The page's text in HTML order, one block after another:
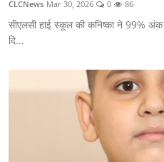
CLCNews Mar 30, 2026 0 86
सीएलसी हाई स्कूल की कनिष्का ने 99% अंक
दि...